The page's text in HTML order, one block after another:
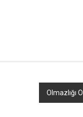
Olmazlığı